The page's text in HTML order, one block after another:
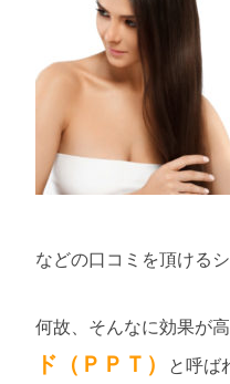
などの口コミを頂ける
何故、そんなに効果が
ド（ＰＰＴ）
と呼ば